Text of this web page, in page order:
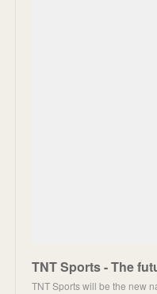
TNT Sports - The
TNT Sports will be the new